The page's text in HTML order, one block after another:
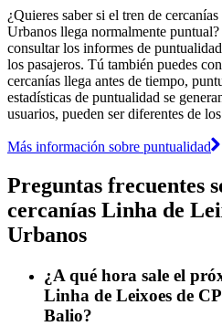
¿Quieres saber si el tren de
Urbanos llega normalmente
consultar los informes de
los pasajeros. Tú también puedes
cercanías llega antes de tiempo,
estadísticas de puntualidad se
usuarios, pueden ser diferentes de
Más información sobre puntualidad
Preguntas frecuentes
cercanías Linha de
Urbanos
¿A qué hora sale el
Linha de Leixoes de
Balio?